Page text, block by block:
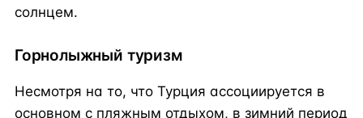
солнцем.
Горнолыжный туризм
Несмотря на то, что Турция ассоциируется в
основном с пляжным отдыхом, в зимний период